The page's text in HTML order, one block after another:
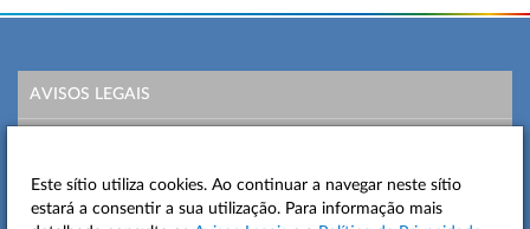
AVISOS LEGAIS
MAPA DO SITE
Este sítio utiliza cookies. Ao continuar a navegar neste sítio
estará a consentir a sua utilização. Para informação mais